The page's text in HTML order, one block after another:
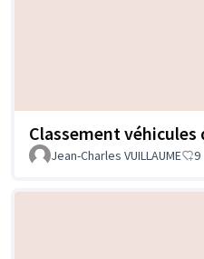
Classement véhicules
Jean-Charles VUILLAUME 9